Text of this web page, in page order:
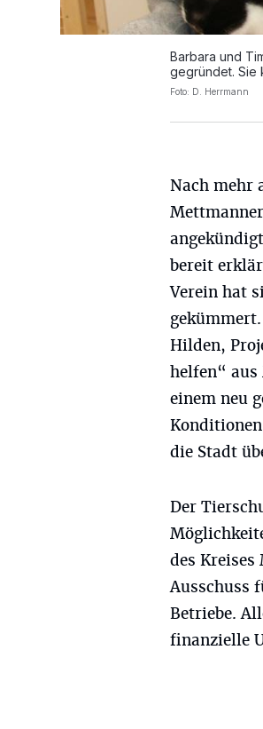
Barbara und
gegründet. Sie
Foto: D. Herrmann
Nach mehr
bereit
Verein hat
Hilden,
helfen“
einem neu
die Stadt
Der
des
Ausschuss
Betriebe.
finanzielle